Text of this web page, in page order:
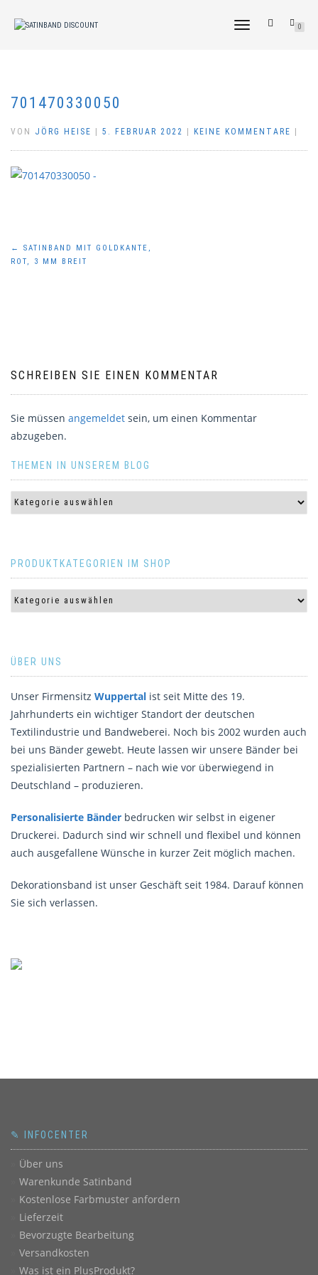
NAVIGATION
0
701470330050
VON JÖRG HEISE 5. FEBRUAR 2022 KEINE KOMMENTARE
Beitragsnavigation
←
SATINBAND MIT GOLDKANTE,
ROT, 3 MM BREIT
SCHREIBEN SIE EINEN KOMMENTAR
Sie müssen angemeldet sein, um einen Kommentar
abzugeben.
THEMEN IN UNSEREM BLOG
PRODUKTKATEGORIEN IM SHOP
ÜBER UNS
Unser Firmensitz Wuppertal ist seit Mitte des 19.
Jahrhunderts ein wichtiger Standort der deutschen
Textilindustrie und Bandweberei. Noch bis 2002 wurden auch
bei uns Bänder gewebt. Heute lassen wir unsere Bänder bei
spezialisierten Partnern – nach wie vor überwiegend in
Deutschland – produzieren.
Personalisierte Bänder bedrucken wir selbst in eigener
Druckerei. Dadurch sind wir schnell und flexibel und können
auch ausgefallene Wünsche in kurzer Zeit möglich machen.
Dekorationsband ist unser Geschäft seit 1984. Darauf können
Sie sich verlassen.
✎ INFOCENTER
Über uns
Warenkunde Satinband
Kostenlose Farbmuster anfordern
Lieferzeit
Bevorzugte Bearbeitung
Versandkosten
Was ist ein PlusProdukt?